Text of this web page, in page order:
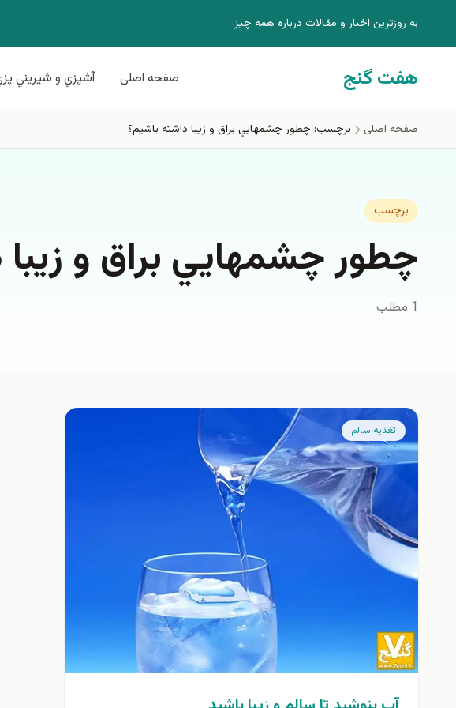
به روزترين اخبار و مقالات درباره همه چيز
هفت گنج صفحه اصلی آشپزي و شيريني
صفحه اصلی برچسب: چطور چشمهايي براق و زيبا داشته باشيم؟
برچسب
چطور چشمهايي براق و
1 مطلب
تغذيه سالم